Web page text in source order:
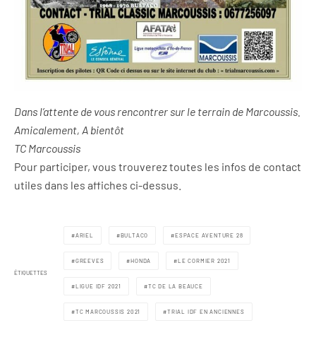
Dans l’attente de vous rencontrer sur le terrain de Marcoussis.
Amicalement, A bientôt
TC Marcoussis
Pour participer, vous trouverez toutes les infos de contact
utiles dans les affiches ci-dessus.
ÉTIQUETTES
ARIEL BULTACO ESPACE AVENTURE 28
GREEVES HONDA LE CORMIER 2021
LIGUE IDF 2021 TC DE LA BEAUCE
TC MARCOUSSIS 2021 TRIAL IDF EN ANCIENNES